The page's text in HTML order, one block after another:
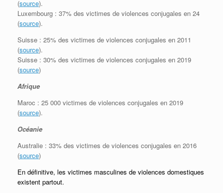
(source).
Luxembourg : 37% des victimes de violences conjugales en 24
(source).
Suisse : 25% des victimes de violences conjugales en 2011
(source).
Suisse : 30% des victimes de violences conjugales en 2019
(source)
Afrique
Maroc : 25 000 victimes de violences conjugales en 2019
(source).
Océanie
Australie : 33% des victimes de violences conjugales en 2016
(source)
En définitive, les victimes masculines de violences domestiques
existent partout.